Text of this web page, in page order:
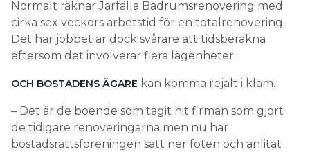
Normalt räknar Järfälla Badrumsrenovering med
cirka sex veckors arbetstid för en totalrenovering.
Det här jobbet är dock svårare att tidsberäkna
eftersom det involverar flera lägenheter.
OCH BOSTADENS ÄGARE kan komma rejält i kläm.
– Det är de boende som tagit hit firman som gjort
de tidigare renoveringarna men nu har
bostadsrättsföreningen satt ner foten och anlitat